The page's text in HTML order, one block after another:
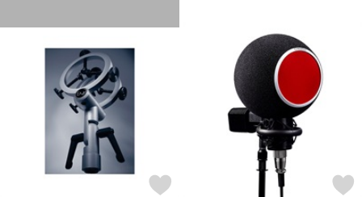
KSdigital
KVOX
Lauten Audio LEWITT Line6
LOJECT
maag audio
MACKIE
marantz Professional
MASELEC M-AUDIO
Mee audio
Millennia MISTRAL
MOGAMI
Mojave Audio
Monkey Banana
MONSTER CABLE
Morton Microphone Systems
Musikelectronic Geithain
NEUMANN
Nothing